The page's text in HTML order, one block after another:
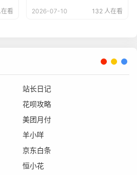
看 2026-07-10 132 人在看
站长日记
花呗攻略
美团月付
羊小咩
京东白条
恒小花